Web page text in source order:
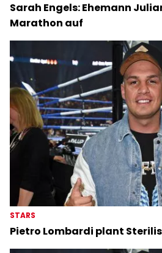
Sarah Engels: Ehemann
Marathon auf
STARS
Pietro Lombardi plant